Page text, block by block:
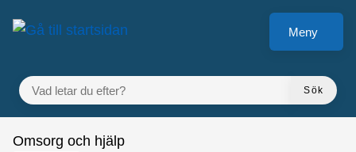
Gå till innehåll
till sidomeny
Meny
VAD LETAR DU EFTER?
Sök
Du är här:
Omsorg och hjälp